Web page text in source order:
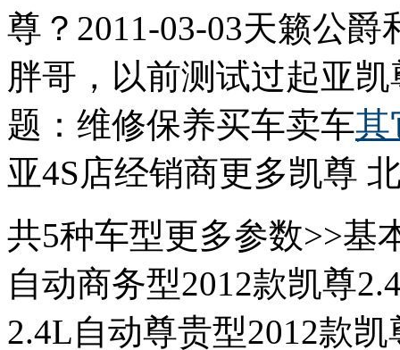
尊？2011-03-03天籁公爵
胖哥，以前测试过起亚
题：维修保养买车卖车其
亚4S店经销商更多凯尊
共5种车型更多参数>>基
自动商务型2012款凯尊
2.4L自动尊贵型2012款